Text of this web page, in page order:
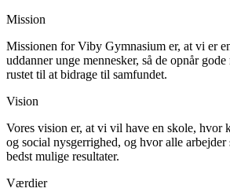
Mission
Missionen for Viby Gymnasium er, at vi er
uddanner unge mennesker, så de opnår
rustet til at bidrage til samfundet.
Vision
Vores vision er, at vi vil have en skole, hvor
og social nysgerrighed, og hvor alle arbejder
bedst mulige resultater.
Værdier